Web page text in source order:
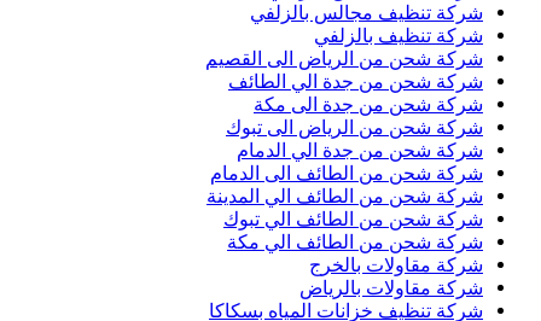
شركة تنظيف مجالس بالزلفي
شركة تنظيف بالزلفي
شركة شحن من الرياض الى القصيم
شركة شحن من جدة الي الطائف
شركة شحن من جدة الى مكة
شركة شحن من الرياض الى تبوك
شركة شحن من جدة الي الدمام
شركة شحن من الطائف الى الدمام
شركة شحن من الطائف الي المدينة
شركة شحن من الطائف الي تبوك
شركة شحن من الطائف الي مكة
شركة مقاولات بالخرج
شركة مقاولات بالرياض
شركة تنظيف خزانات المياه بسكاكا